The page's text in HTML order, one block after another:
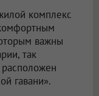
комплекс
важны
так
гавани».